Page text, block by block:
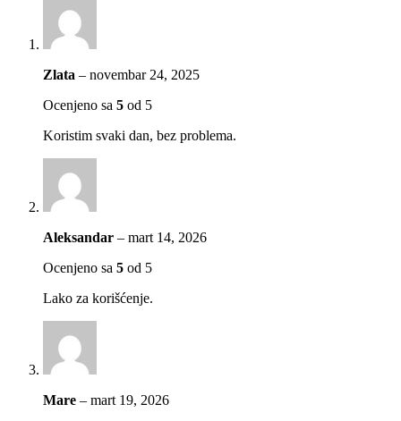
Zlata – novembar 24, 2025
Ocenjeno sa 5 od 5
Koristim svaki dan, bez problema.
Aleksandar – mart 14, 2026
Ocenjeno sa 5 od 5
Lako za korišćenje.
Mare – mart 19, 2026